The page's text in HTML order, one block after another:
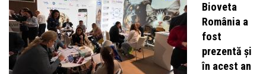
Bioveta
România a
fost
prezentă și
în acest an